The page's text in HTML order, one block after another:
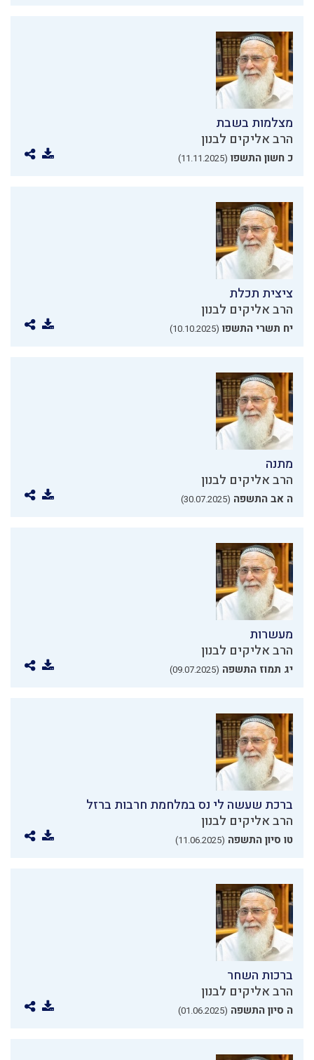
מצלמות בשבת
הרב אליקים לבנון
כ חשון התשפו (11.11.2025)
ציצית תכלת
הרב אליקים לבנון
יח תשרי התשפו (10.10.2025)
מתנה
הרב אליקים לבנון
ה אב התשפה (30.07.2025)
מעשרות
הרב אליקים לבנון
יג תמוז התשפה (09.07.2025)
ברכת שעשה לי נס במלחמת חרבות ברזל
הרב אליקים לבנון
טו סיון התשפה (11.06.2025)
ברכות השחר
הרב אליקים לבנון
ה סיון התשפה (01.06.2025)